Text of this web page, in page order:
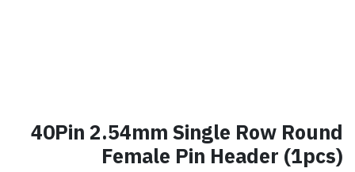
40Pin 2.54mm Single Row Round
Female Pin Header (1pcs)